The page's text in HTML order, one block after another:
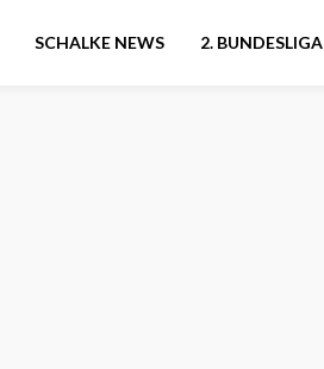
SCHALKE NEWS 2. BUNDESLIGA